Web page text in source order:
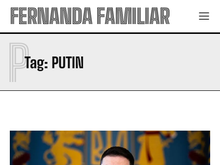
FERNANDA FAMILIAR
Tag: PUTIN
P